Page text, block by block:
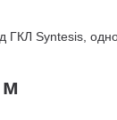
ГКЛ Syntesis,